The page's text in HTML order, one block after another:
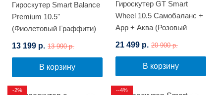
Гироскутер Smart Balance
Premium 10.5"
(Фиолетовый Граффити)
13 199 р. 13 990 р.
В корзину
Гироскутер GT Smart
Wheel 10.5 Самобаланс +
App + Аква (Розовый
21 499 р. 20 900 р.
В корзину
-2% --4%